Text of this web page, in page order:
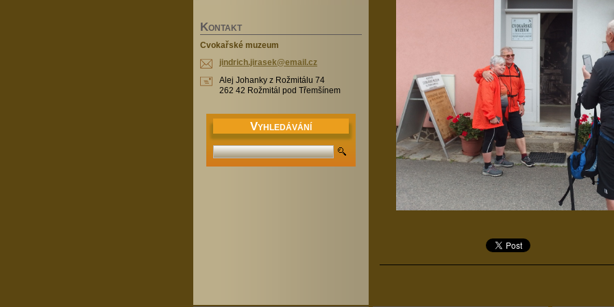
KONTAKT
Cvokařské muzeum
jindrich.jirasek@email.cz
Alej Johanky z Rožmitálu 74
262 42 Rožmitál pod Třemšínem
VYHLEDÁVÁNÍ